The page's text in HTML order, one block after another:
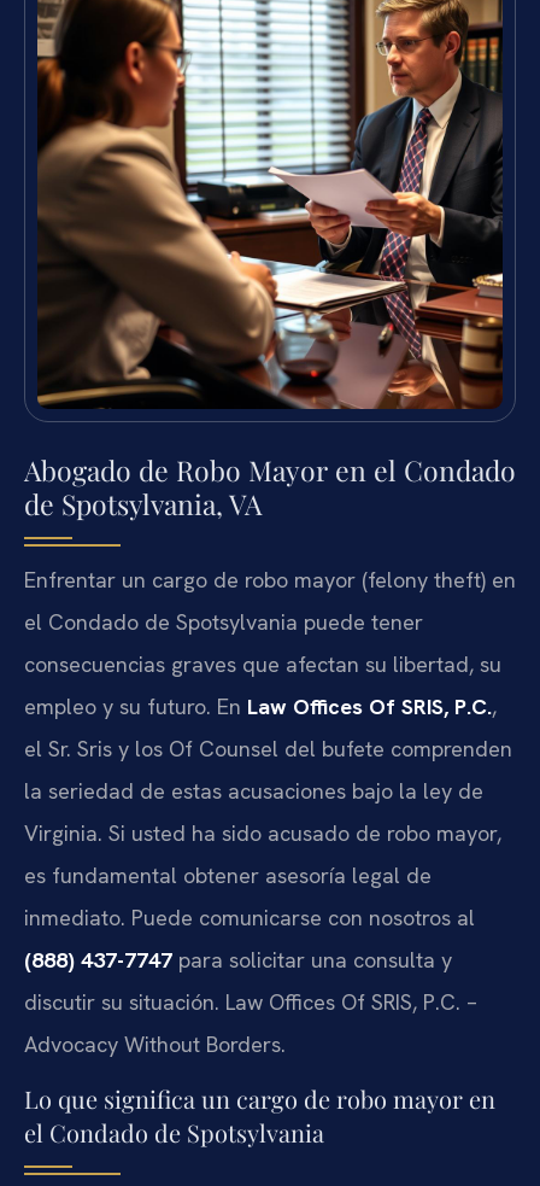
Abogado de Robo Mayor en el Condado
de Spotsylvania, VA
Enfrentar un cargo de robo mayor (felony theft) en
el Condado de Spotsylvania puede tener
consecuencias graves que afectan su libertad, su
empleo y su futuro. En Law Offices Of SRIS, P.C.,
el Sr. Sris y los Of Counsel del bufete comprenden
la seriedad de estas acusaciones bajo la ley de
Virginia. Si usted ha sido acusado de robo mayor,
es fundamental obtener asesoría legal de
inmediato. Puede comunicarse con nosotros al
(888) 437-7747 para solicitar una consulta y
discutir su situación. Law Offices Of SRIS, P.C. –
Advocacy Without Borders.
Lo que significa un cargo de robo mayor en
el Condado de Spotsylvania